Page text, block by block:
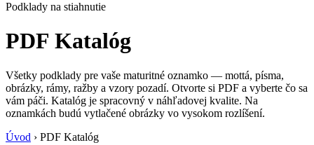
Podklady na stiahnutie
PDF Katalóg
Všetky podklady pre vaše maturitné oznamko — mottá, písma,
obrázky, rámy, ražby a vzory pozadí. Otvorte si PDF a vyberte čo sa
vám páči. Katalóg je spracovný v náhľadovej kvalite. Na
oznamkách budú vytlačené obrázky vo vysokom rozlíšení.
Úvod › PDF Katalóg